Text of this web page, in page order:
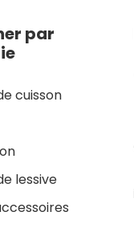
par
cuisson
lessive